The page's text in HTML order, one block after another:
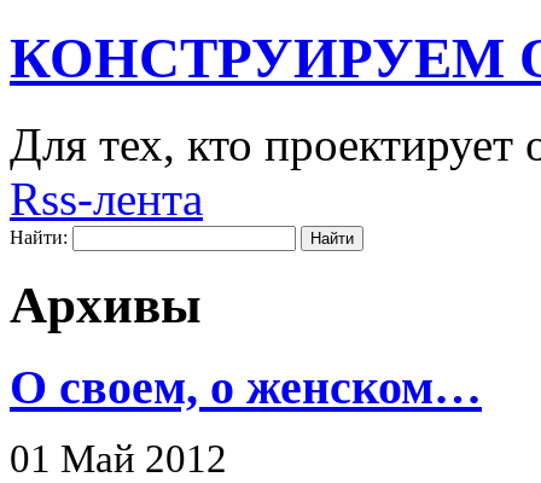
КОНСТРУИРУЕМ
Для тех, кто проектирует
Rss-лента
Найти:
Архивы
О своем, о женском…
01 Май 2012